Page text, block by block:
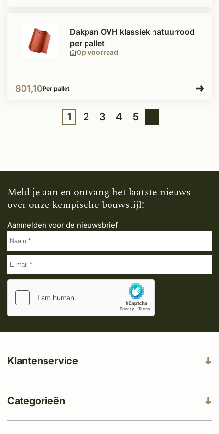
Op voorraad
Dakpan OVH klassiek natuurrood
per pallet
801,10Per pallet
1 2 3 4 5
Meld je aan en ontvang het laatste nieuws
over onze kempische bouwstijl!
Aanmelden voor de nieuwsbrief
Klantenservice
Categorieën